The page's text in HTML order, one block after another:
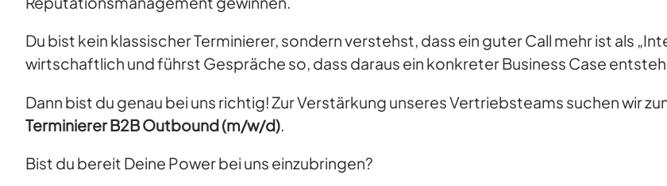
Du bist kein klassischer Terminierer, sondern verstehst, dass ein guter Call mehr ist als
wirtschaftlich und führst Gespräche so, dass daraus ein konkreter Business Case
Dann bist du genau bei uns richtig! Zur Verstärkung unseres Vertriebsteams suchen wir
Terminierer B2B Outbound (m/w/d).
Bist du bereit Deine Power bei uns einzubringen?